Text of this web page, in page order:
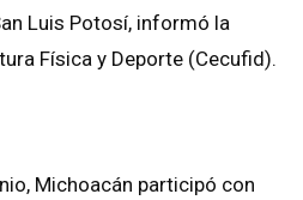
Luis Potosí, informó la
Física y Deporte (Cecufid).
Michoacán participó con